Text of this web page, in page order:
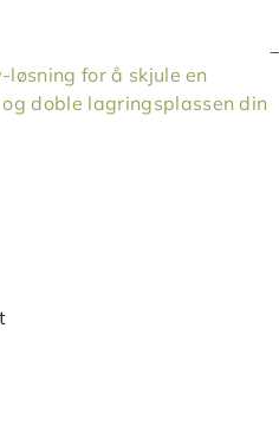
for å skjule en
doble lagringsplassen din